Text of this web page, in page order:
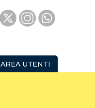
AREA UTENTI